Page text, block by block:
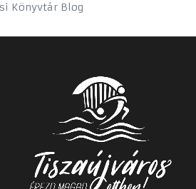
Könyvtár Blog